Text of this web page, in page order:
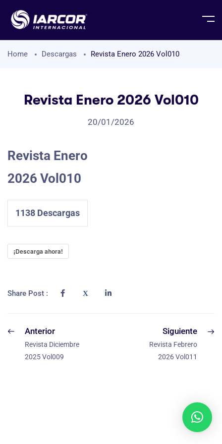
Home Descargas Revista Enero 2026 Vol010
Revista Enero 2026 Vol010
20/01/2026
Revista Enero
2026 Vol010
1138 Descargas
¡Descarga ahora!
Share Post :
Anterior
Revista Diciembre
2025 Vol009
Siguiente
Revista Febrero
2026 Vol011